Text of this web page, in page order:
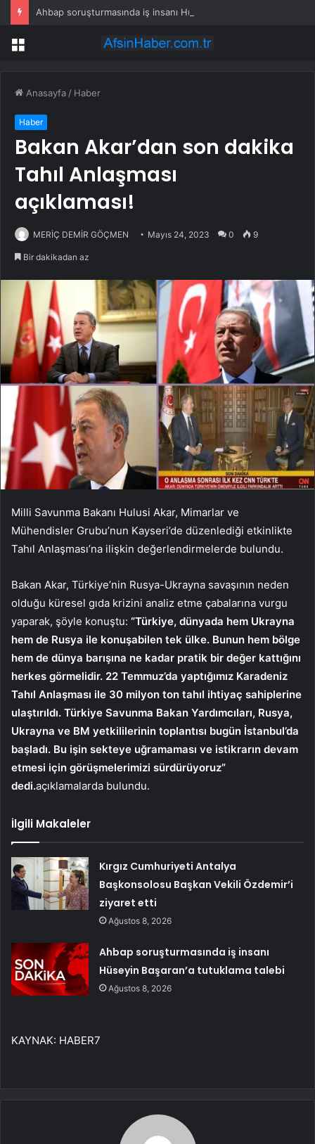
Menü
Anasayfa / Haber
Haber
Bakan Akar’dan son dakika
Tahıl Anlaşması
açıklaması!
MERİÇ DEMİR GÖÇMEN Mayıs 24, 2023 0 9
Bir dakikadan az
Milli Savunma Bakanı Hulusi Akar, Mimarlar ve
Mühendisler Grubu’nun Kayseri’de düzenlediği etkinlikte
Tahıl Anlaşması’na ilişkin değerlendirmelerde bulundu.
Bakan Akar, Türkiye’nin Rusya-Ukrayna savaşının neden
olduğu küresel gıda krizini analiz etme çabalarına vurgu
yaparak, şöyle konuştu: “Türkiye, dünyada hem Ukrayna
hem de Rusya ile konuşabilen tek ülke. Bunun hem bölge
hem de dünya barışına ne kadar pratik bir değer kattığını
herkes görmelidir. 22 Temmuz’da yaptığımız Karadeniz
Tahıl Anlaşması ile 30 milyon ton tahıl ihtiyaç sahiplerine
ulaştırıldı. Türkiye Savunma Bakan Yardımcıları, Rusya,
Ukrayna ve BM yetkililerinin toplantısı bugün İstanbul’da
başladı. Bu işin sekteye uğramaması ve istikrarın devam
etmesi için görüşmelerimizi sürdürüyoruz”
dedi.açıklamalarda bulundu.
İlgili Makaleler
Kırgız Cumhuriyeti Antalya
Başkonsolosu Başkan Vekili Özdemir’i
ziyaret etti
Ağustos 8, 2026
Ahbap soruşturmasında iş insanı
Hüseyin Başaran’a tutuklama talebi
Ağustos 8, 2026
KAYNAK: HABER7